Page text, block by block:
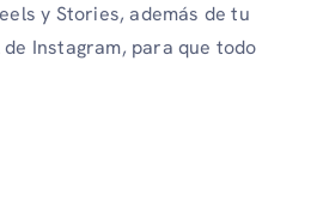
y Stories, además de tu
Instagram, para que todo